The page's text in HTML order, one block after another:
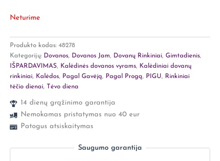
Neturime
Produkto kodas: 48278
Kategorijų: Dovanos, Dovanos Jam, Dovanų Rinkiniai, Gimtadienis,
IŠPARDAVIMAS, Kalėdinės dovanos vyrams, Kalėdiniai dovanų
rinkiniai, Kalėdos, Pagal Gavėją, Pagal Progą, PIGU, Rinkiniai
tėčio dienai, Tėvo diena
14 dienų grąžinimo garantija
Nemokamas pristatymas nuo 40 eur
Patogus atsiskaitymas
Saugumo garantija